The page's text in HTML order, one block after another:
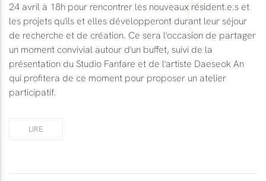
24 avril à 18h pour rencontrer les nouveaux résident.e.s et
les projets qu'ils et elles développeront durant leur séjour
de recherche et de création. Ce sera l'occasion de partager
un moment convivial autour d'un buffet, suivi de la
présentation du Studio Fanfare et de l'artiste Daeseok An
qui profitera de ce moment pour proposer un atelier
participatif.
LIRE